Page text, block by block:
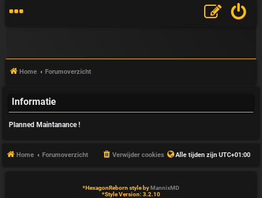
V
A
Home Forumoverzicht
Informatie
Planned Maintanance !
Home Forumoverzicht Alle tijden zijn UTC+01:00
Verwijder cookies
*HexagonReborn style byMannixMD
*Style Version: 3.2.10